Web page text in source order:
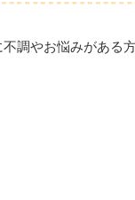
調やお悩みがある